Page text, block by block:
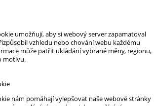
umožňují, aby si webový server zapamatoval
vzhledu nebo chování webu každému
může patřit ukládání vybrané měny, regionu,
motivu.
nám pomáhají vylepšovat naše webové stránky